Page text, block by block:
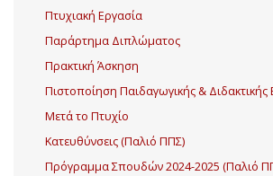
Πτυχιακή Εργασία
Παράρτημα Διπλώματος
Πρακτική Άσκηση
Πιστοποίηση Παιδαγωγικής & Διδακτικής
Μετά το Πτυχίο
Κατευθύνσεις (Παλιό ΠΠΣ)
Πρόγραμμα Σπουδών 2024-2025 (Παλιό